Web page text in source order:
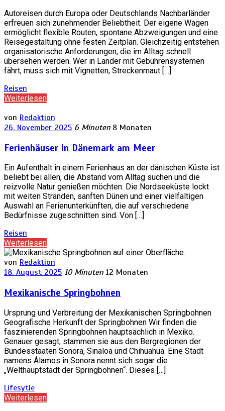
Autoreisen durch Europa oder Deutschlands Nachbarländer
erfreuen sich zunehmender Beliebtheit. Der eigene Wagen
ermöglicht flexible Routen, spontane Abzweigungen und eine
Reisegestaltung ohne festen Zeitplan. Gleichzeitig entstehen
organisatorische Anforderungen, die im Alltag schnell
übersehen werden. Wer in Länder mit Gebührensystemen
fährt, muss sich mit Vignetten, Streckenmaut […]
Reisen
Weiterlesen
von Redaktion
26. November 2025 6 Minuten 8 Monaten
Ferienhäuser in Dänemark am Meer
Ein Aufenthalt in einem Ferienhaus an der dänischen Küste ist
beliebt bei allen, die Abstand vom Alltag suchen und die
reizvolle Natur genießen möchten. Die Nordseeküste lockt
mit weiten Stränden, sanften Dünen und einer vielfältigen
Auswahl an Ferienunterkünften, die auf verschiedene
Bedürfnisse zugeschnitten sind. Von […]
Reisen
Weiterlesen
von Redaktion
18. August 2025 10 Minuten 12 Monaten
Mexikanische Springbohnen
Ursprung und Verbreitung der Mexikanischen Springbohnen
Geografische Herkunft der Springbohnen Wir finden die
faszinierenden Springbohnen hauptsächlich in Mexiko.
Genauer gesagt, stammen sie aus den Bergregionen der
Bundesstaaten Sonora, Sinaloa und Chihuahua. Eine Stadt
namens Álamos in Sonora nennt sich sogar die
„Welthauptstadt der Springbohnen“. Dieses […]
Lifesytle
Weiterlesen